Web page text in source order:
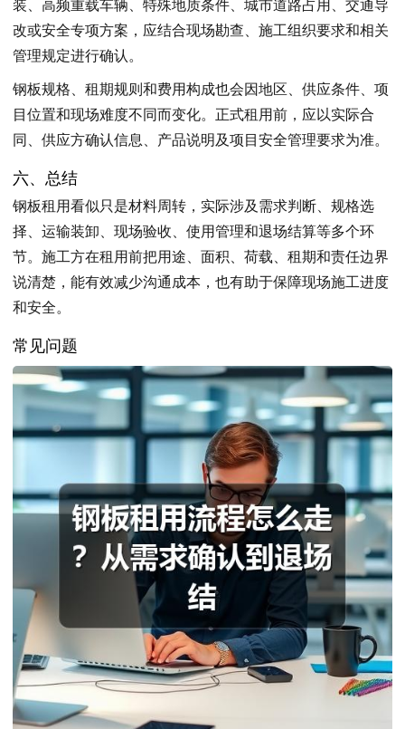
装、高频重载车辆、特殊地质条件、城市道路占用、交通导
改或安全专项方案，应结合现场勘查、施工组织要求和相关
管理规定进行确认。
钢板规格、租期规则和费用构成也会因地区、供应条件、项
目位置和现场难度不同而变化。正式租用前，应以实际合
同、供应方确认信息、产品说明及项目安全管理要求为准。
六、总结
钢板租用看似只是材料周转，实际涉及需求判断、规格选
择、运输装卸、现场验收、使用管理和退场结算等多个环
节。施工方在租用前把用途、面积、荷载、租期和责任边界
说清楚，能有效减少沟通成本，也有助于保障现场施工进度
和安全。
常见问题